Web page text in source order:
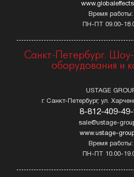
Время работы:
ПН-ПТ 09.00-
Санкт-Петербург.
оборудования и
USTAGE
г. Санкт-Петербург, ул.
8-812-409-49-
sale@ustage-
www.ustage-
Время работы:
ПН-ПТ 10.00-